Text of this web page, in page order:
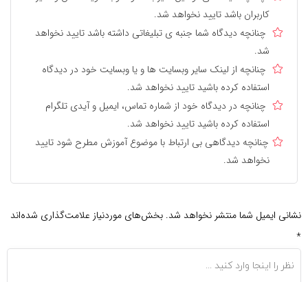
کاربران باشد تایید نخواهد شد.
چنانچه دیدگاه شما جنبه ی تبلیغاتی داشته باشد تایید نخواهد
شد.
چنانچه از لینک سایر وبسایت ها و یا وبسایت خود در دیدگاه
استفاده کرده باشید تایید نخواهد شد.
چنانچه در دیدگاه خود از شماره تماس، ایمیل و آیدی تلگرام
استفاده کرده باشید تایید نخواهد شد.
چنانچه دیدگاهی بی ارتباط با موضوع آموزش مطرح شود تایید
نخواهد شد.
نشانی ایمیل شما منتشر نخواهد شد. بخش‌های موردنیاز علامت‌گذاری شده‌اند
*